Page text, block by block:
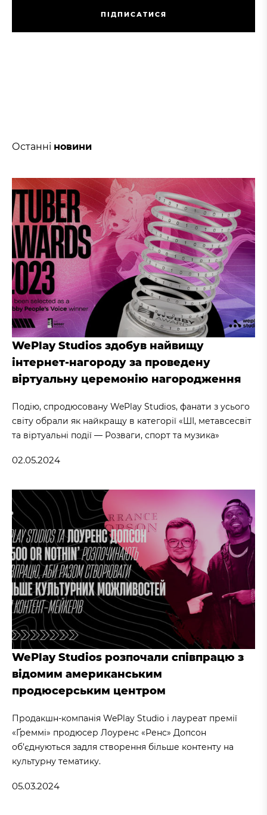
П І ДП ИСАТИСЯ
Останні новини
WePlay Studios здобув найвищу
інтернет-нагороду за проведену
віртуальну церемонію нагородження
Подію, спродюсовану WePlay Studios, фанати з усього
світу обрали як найкращу в категорії «ШІ, метавсесвіт
та віртуальні події — Розваги, спорт та музика»
02.05.2024
WePlay Studios розпочали співпрацю з
відомим американським
продюсерським центром
Продакшн-компанія WePlay Studio і лауреат премії
«Ґреммі» продюсер Лоуренс «Ренс» Допсон
об’єднуються задля створення більше контенту на
культурну тематику.
05.03.2024